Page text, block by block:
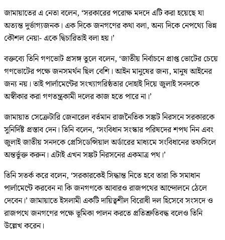
জামায়াতের এ নেতা বলেন, ‘সরকারের পরোক্ষ মদদে এটি করা হয়েছে যা
অত্যন্ত দুর্ভাগ্যজনক। এক দিকে জনগণের কথা বলা, অন্য দিকে নেপথ্যে ভিন্ন
কৌশল নেয়া- একে দ্বিচারিতাই বলা হয়।’
বক্তব্যে তিনি গণভোট প্রসঙ্গ তুলে বলেন, ‘জাতীয় নির্বাচনে প্রাপ্ত ভোটের চেয়ে
গণভোটের পক্ষে জনসমর্থন ছিল বেশি। আইন মানুষের জন্য, মানুষ আইনের
জন্য নয়। তাই পার্লামেন্টের সংখ্যাগরিষ্ঠতার দোহাই দিয়ে জুলাই সনদকে
অস্বীকার করা গণতন্ত্রকামী দলের কাজ হতে পারে না।’
জামায়াত সেক্রেটারি জেনারেল বর্তমান রাজনৈতিক সঙ্কট নিরসনে সরকারকে
সুনির্দিষ্ট প্রস্তাব দেন। তিনি বলেন, ‘সংবিধান সংস্কার পরিষদের শপথ নিন এবং
জুলাই জাতীয় সনদকে প্রেসিডেন্সিয়াল অর্ডারের মাধ্যমে সংবিধানের তফসিলে
অন্তর্ভুক্ত করুন। এটাই এখন সঙ্কট নিরসনের একমাত্র পথ।’
তিনি সতর্ক করে বলেন, ‘সরকারকেই সিদ্ধান্ত নিতে হবে তারা কি সমাধান
পার্লামেন্টে করবেন না কি জনগণকে আবারও রাজপথের আন্দোলনে ঠেলে
দেবেন।’ জামায়াতে ইসলামী একটি দায়িত্বশীল বিরোধী দল হিসেবে সংসদে ও
রাজপথে জনগণের পক্ষে ভূমিকা পালন করতে প্রতিশ্রুতিবদ্ধ বলেও তিনি
উল্লেখ করেন।